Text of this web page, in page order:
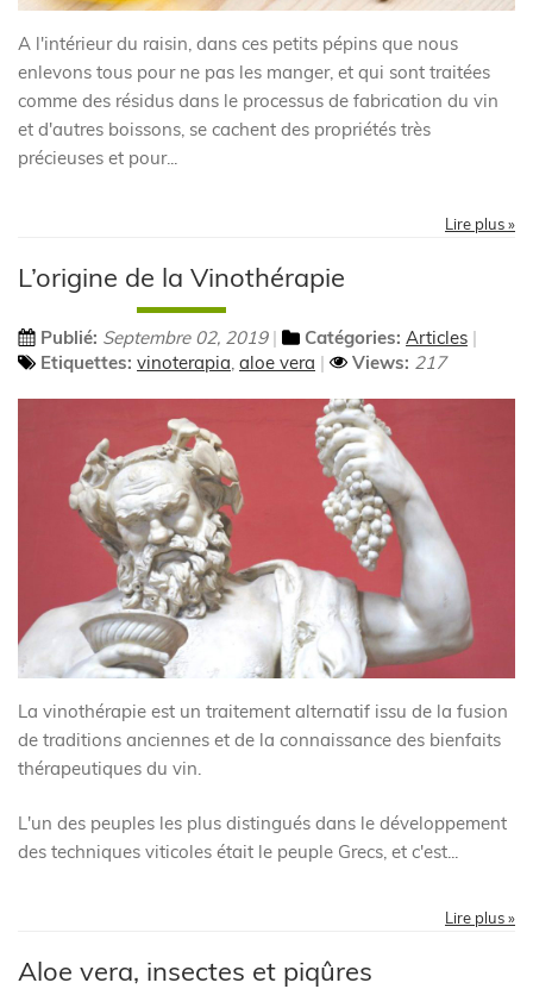
A l'intérieur du raisin, dans ces petits pépins que nous
enlevons tous pour ne pas les manger, et qui sont traitées
comme des résidus dans le processus de fabrication du vin
et d'autres boissons, se cachent des propriétés très
précieuses et pour...
Lire plus »
L’origine de la Vinothérapie
Publié: Septembre 02, 2019 Catégories: Articles
Etiquettes: vinoterapia aloe vera Views: 217
La vinothérapie est un traitement alternatif issu de la fusion
de traditions anciennes et de la connaissance des bienfaits
thérapeutiques du vin.
L'un des peuples les plus distingués dans le développement
des techniques viticoles était le peuple Grecs, et c'est...
Lire plus »
Aloe vera, insectes et piqûres